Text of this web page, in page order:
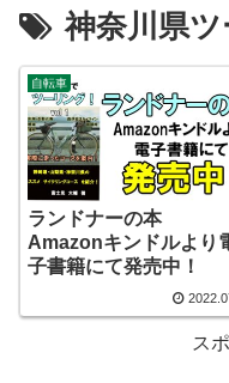
神奈川県
自転車
ランドナーの本
Amazonキンドルより
子書籍にて発売中！
ス